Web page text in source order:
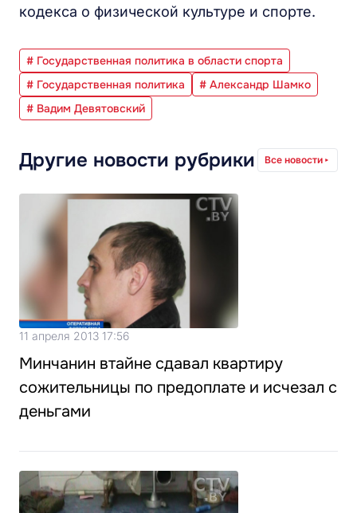
кодекса о физической культуре и спорте.
# Государственная политика в области спорта
# Государственная политика
# Александр Шамко
# Вадим Девятовский
Другие новости рубрики Все новости
11 апреля 2013 17:56
Минчанин втайне сдавал квартиру
сожительницы по предоплате и исчезал с
деньгами